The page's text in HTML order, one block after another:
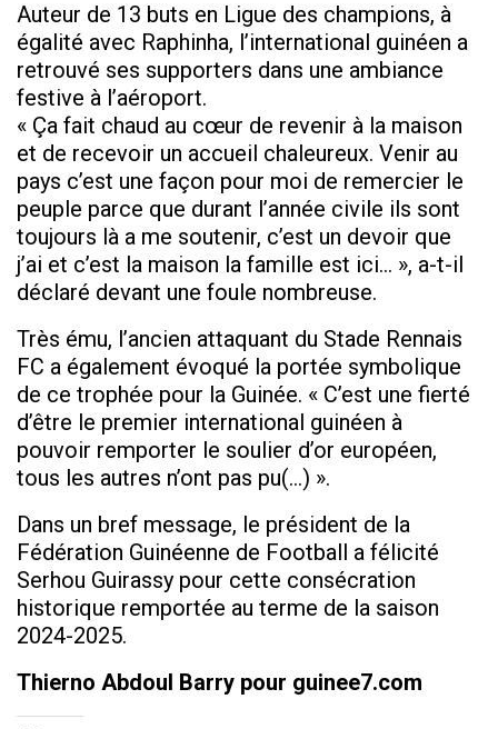
Auteur de 13 buts en Ligue des champions, à
égalité avec Raphinha, l’international guinéen a
retrouvé ses supporters dans une ambiance
festive à l’aéroport.
« Ça fait chaud au cœur de revenir à la maison
et de recevoir un accueil chaleureux. Venir au
pays c’est une façon pour moi de remercier le
peuple parce que durant l’année civile ils sont
toujours là a me soutenir, c’est un devoir que
j’ai et c’est la maison la famille est ici… », a-t-il
déclaré devant une foule nombreuse.
Très ému, l’ancien attaquant du Stade Rennais
FC a également évoqué la portée symbolique
de ce trophée pour la Guinée. « C’est une fierté
d’être le premier international guinéen à
pouvoir remporter le soulier d’or européen,
tous les autres n’ont pas pu(…) ».
Dans un bref message, le président de la
Fédération Guinéenne de Football a félicité
Serhou Guirassy pour cette consécration
historique remportée au terme de la saison
2024-2025.
Thierno Abdoul Barry pour guinee7.com